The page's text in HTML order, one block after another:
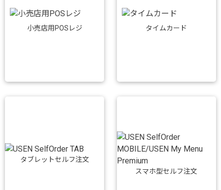
小売店用POSレジ タイムカード
タブレットセルフ注文
スマホ型セルフ注文